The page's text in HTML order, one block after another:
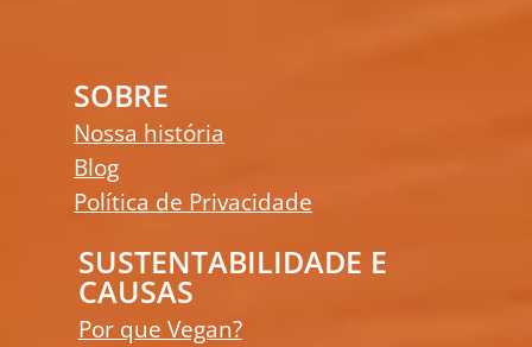
SOBRE
Nossa história
Blog
Política de Privacidade
SUSTENTABILIDADE E
CAUSAS
Por que Vegan?